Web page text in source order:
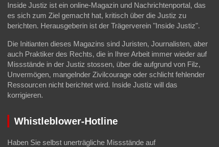
Inside Justiz ist ein online-Magazin und Nachrichtenportal, das
es sich zum Ziel gemacht hat, kritisch über die Justiz zu
berichten. Herausgeberin ist der Trägerverein "Inside Justiz".
Die Initianten dieses Magazins sind Juristen, Journalisten, aber
auch Praktiker des Rechts, die in Ihrer Arbeit immer wieder auf
Missstände in der Justiz stossen, über die aufgrund von Filz,
Unvermögen, mangelnder Zivilcourage oder schlicht fehlender
Ressourcen nicht berichtet wird. Inside Justiz will das
korrigieren.
Whistleblower-Hotline
Haben Sie selbst unerträgliche Missstände auf